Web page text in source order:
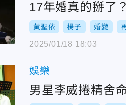
17年婚真的掰了
黃聖依 楊子 婚變
2025/01/18 18:03
娛樂
男星李威捲精舍